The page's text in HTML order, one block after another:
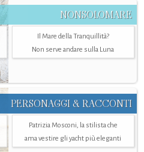
NONSOLOMARE
Il Mare della Tranquillità?
Non serve andare sulla Luna
PERSONAGGI & RACCONTI
Patrizia Mosconi, la stilista che
ama vestire gli yacht più eleganti